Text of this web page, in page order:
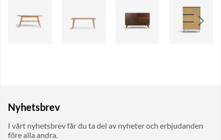
Nyhetsbrev
I vårt nyhetsbrev får du ta del av nyheter och erbjudanden
före alla andra.